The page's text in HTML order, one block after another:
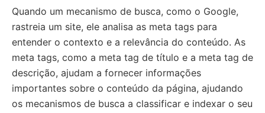
Quando um mecanismo de busca, como o Google,
rastreia um site, ele analisa as meta tags para
entender o contexto e a relevância do conteúdo. As
meta tags, como a meta tag de título e a meta tag de
descrição, ajudam a fornecer informações
importantes sobre o conteúdo da página, ajudando
os mecanismos de busca a classificar e indexar o seu